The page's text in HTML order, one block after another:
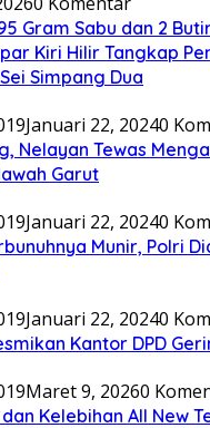
Gram Sabu dan 2
Kiri Hilir Tangkap
Simpang Dua
Januari 22, 20240
Nelayan Tewas
Garut
Januari 22, 20240
Munir, Polri
Januari 22, 20240
Kantor DPD
Maret 9, 20260
Kelebihan All New